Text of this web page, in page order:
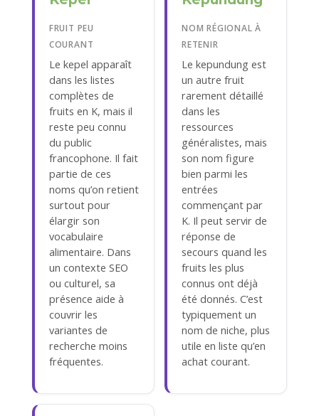
FRUIT PEU
COURANT
Le kepel apparaît
dans les listes
complètes de
fruits en K, mais il
reste peu connu
du public
francophone. Il fait
partie de ces
noms qu’on retient
surtout pour
élargir son
vocabulaire
alimentaire. Dans
un contexte SEO
ou culturel, sa
présence aide à
couvrir les
variantes de
recherche moins
fréquentes.
NOM RÉGIONAL À
RETENIR
Le kepundung est
un autre fruit
rarement détaillé
dans les
ressources
généralistes, mais
son nom figure
bien parmi les
entrées
commençant par
K. Il peut servir de
réponse de
secours quand les
fruits les plus
connus ont déjà
été donnés. C’est
typiquement un
nom de niche, plus
utile en liste qu’en
achat courant.